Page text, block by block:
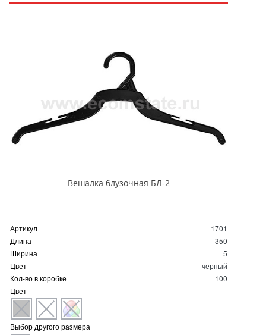
Вешалка блузочная БЛ-2
Артикул
1701
Длина
350
Ширина
5
Цвет
черный
Кол-во в коробке
100
Цвет
Выбор другого размера